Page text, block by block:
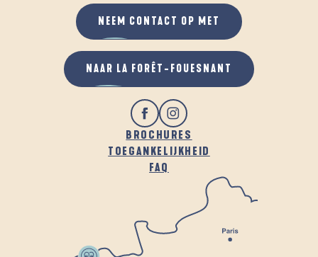
BROCHURES
TOEGANKELIJKHEID
FAQ
NEEM CONTACT OP MET
NAAR LA FORÊT-FOUESNANT